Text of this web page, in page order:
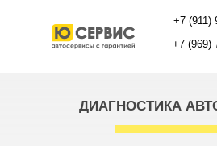
+7 (969)
+7 (911)
ДИАГНОСТИКА